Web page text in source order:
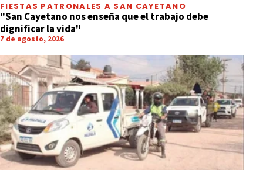
FIESTAS PATRONALES A SAN CAYETANO
"San Cayetano nos enseña que el trabajo debe
dignificar la vida"
7 de agosto, 2026